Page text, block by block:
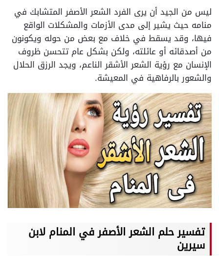
ليس من الجيد أن يرى الفرد الشعر الأصفر المتشابك في
منامه حيث يشير إلى مدى الأزمات والمشكلات الواقع
فيها، وقد يسقط في خلاف مع بعض من حوله ويكونون
من أصدقائه أو عائلته، ولكن بشكل عام تتحسن ظروف
الإنسان مع رؤية الشعر الأشقر الناعم، ويجد الرزق الحلال
والشعور بالرفاهية في المعيشة.
تفسير حلم الشعر الأصفر في المنام لابن
سيرين